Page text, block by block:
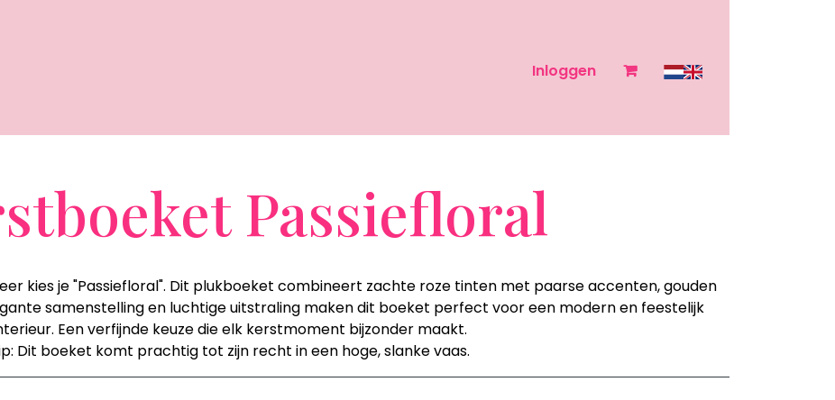
Inloggen
Passiefloral
kies je "Passiefloral". Dit plukboeket combineert zachte roze tinten met paarse accenten, gouden
samenstelling en luchtige uitstraling maken dit boeket perfect voor een modern en feestelijk
Een verfijnde keuze die elk kerstmoment bijzonder maakt.
Dit boeket komt prachtig tot zijn recht in een hoge, slanke vaas.